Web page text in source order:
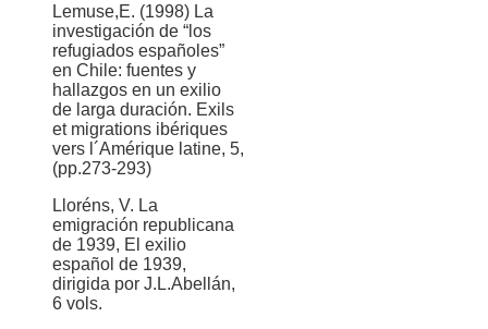
Lemuse,E. (1998) La
investigación de “los
refugiados españoles”
en Chile: fuentes y
hallazgos en un exilio
de larga duración. Exils
et migrations ibériques
vers l´Amérique latine, 5,
(pp.273-293)
Lloréns, V. La
emigración republicana
de 1939, El exilio
español de 1939,
dirigida por J.L.Abellán,
6 vols.